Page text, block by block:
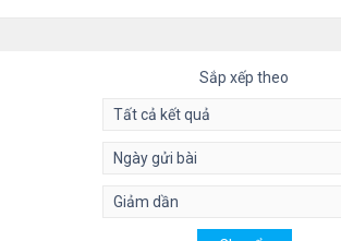
Sắp xếp theo